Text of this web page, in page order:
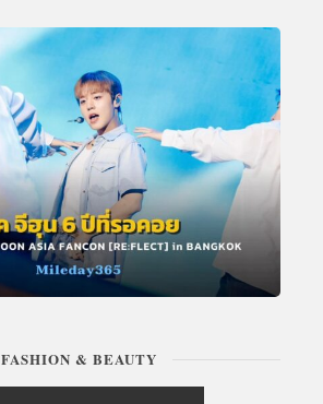
FASHION & BEAUTY